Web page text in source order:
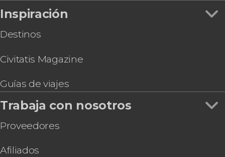
Inspiración
Destinos
Civitatis Magazine
Guías de viajes
Trabaja con nosotros
Proveedores
Afiliados